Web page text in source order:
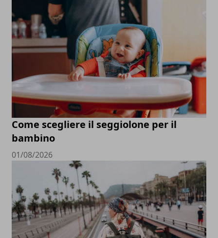
Come scegliere il seggiolone per il
bambino
01/08/2026